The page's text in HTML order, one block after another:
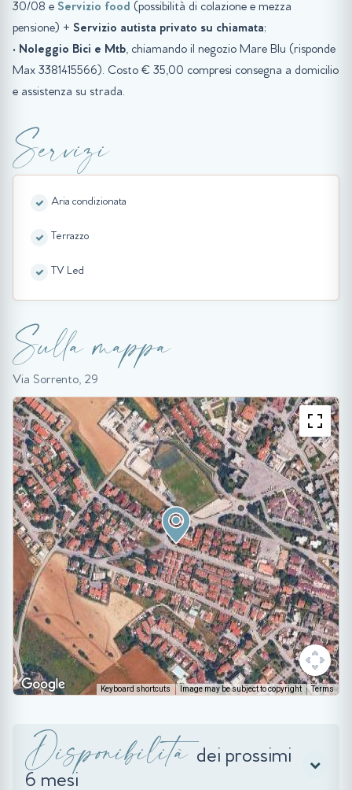
30/08 e Servizio food (possibilità di colazione e mezza
pensione) + Servizio autista privato su chiamata;
• Noleggio Bici e Mtb, chiamando il negozio Mare Blu (risponde
Max 3381415566). Costo € 35,00 compresi consegna a domicilio
e assistenza su strada.
Servizi
Aria condizionata
Terrazzo
TV Led
Sulla mappa
Via Sorrento, 29
Keyboard shortcuts Image may be subject to copyright Terms
Disponibilità dei prossimi
6 mesi